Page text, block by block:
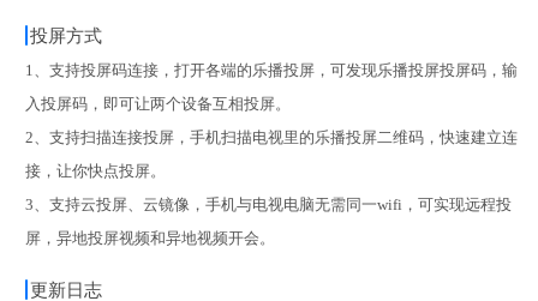
投屏方式
1、支持投屏码连接，打开各端的乐播投屏，可发现乐播投屏投屏码，输
入投屏码，即可让两个设备互相投屏。
2、支持扫描连接投屏，手机扫描电视里的乐播投屏二维码，快速建立连
接，让你快点投屏。
3、支持云投屏、云镜像，手机与电视电脑无需同一wifi，可实现远程投
屏，异地投屏视频和异地视频开会。
更新日志